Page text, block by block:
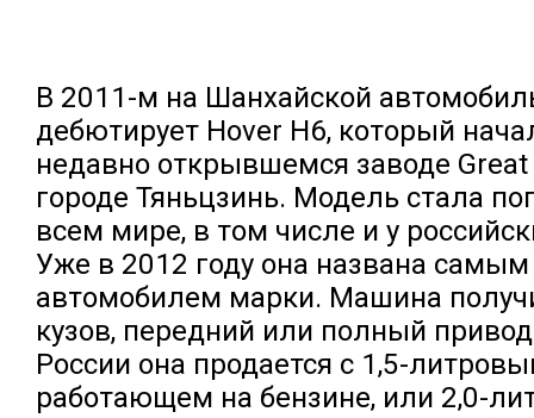
В 2011-м на Шанхайской
дебютирует Hover H6, который
недавно открывшемся заводе
городе Тяньцзинь. Модель стала
всем мире, в том числе и у
Уже в 2012 году она названа
автомобилем марки. Машина
кузов, передний или полный
России она продается с 1,5-
работающем на бензине, или 2,0-